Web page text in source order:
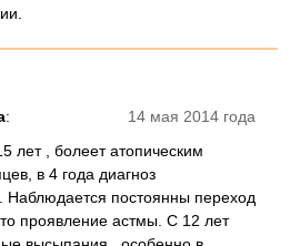
14 мая 2014 года
:
лет , болеет атопическим
в 4 года диагноз
Наблюдается постоянны переход
проявление астмы. С 12 лет